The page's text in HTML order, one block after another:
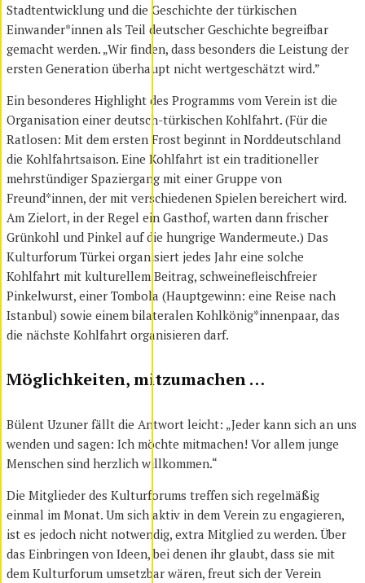
Stadtentwicklung und die Geschichte der türkischen
Einwander*innen als Teil deutscher Geschichte begreifbar
gemacht werden. „Wir finden, dass besonders die Leistung der
ersten Generation überhaupt nicht wertgeschätzt wird.”
Ein besonderes Highlight des Programms vom Verein ist die
Organisation einer deutsch-türkischen Kohlfahrt. (Für die
Ratlosen: Mit dem ersten Frost beginnt in Norddeutschland
die Kohlfahrtsaison. Eine Kohlfahrt ist ein traditioneller
mehrstündiger Spaziergang mit einer Gruppe von
Freund*innen, der mit verschiedenen Spielen bereichert wird.
Am Zielort, in der Regel ein Gasthof, warten dann frischer
Grünkohl und Pinkel auf die hungrige Wandermeute.) Das
Kulturforum Türkei organisiert jedes Jahr eine solche
Kohlfahrt mit kulturellem Beitrag, schweinefleischfreier
Pinkelwurst, einer Tombola (Hauptgewinn: eine Reise nach
Istanbul) sowie einem bilateralen Kohlkönig*innenpaar, das
die nächste Kohlfahrt organisieren darf.
Möglichkeiten, mitzumachen …
Bülent Uzuner fällt die Antwort leicht: „Jeder kann sich an uns
wenden und sagen: Ich möchte mitmachen! Vor allem junge
Menschen sind herzlich willkommen.“
Die Mitglieder des Kulturforums treffen sich regelmäßig
einmal im Monat. Um sich aktiv in dem Verein zu engagieren,
ist es jedoch nicht notwendig, extra Mitglied zu werden. Über
das Einbringen von Ideen, bei denen ihr glaubt, dass sie mit
dem Kulturforum umsetzbar wären, freut sich der Verein